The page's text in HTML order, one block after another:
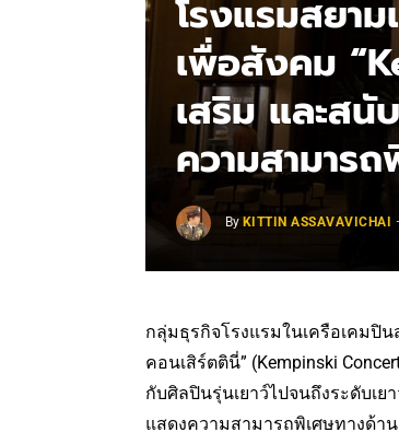
โรงแรมสยา
เพื่อสังคม
เสริม และสนั
ความสามาร
By KITTIN ASSAVAVICHAI
กลุ่มธุรกิจโรงแรมในเครือเคมปิน
คอนเสิร์ตตินี่” (Kempinski
กับศิลปินรุ่นเยาว์ไปจนถึงระดับเ
แสดงความสามารถพิเศษทางด้า